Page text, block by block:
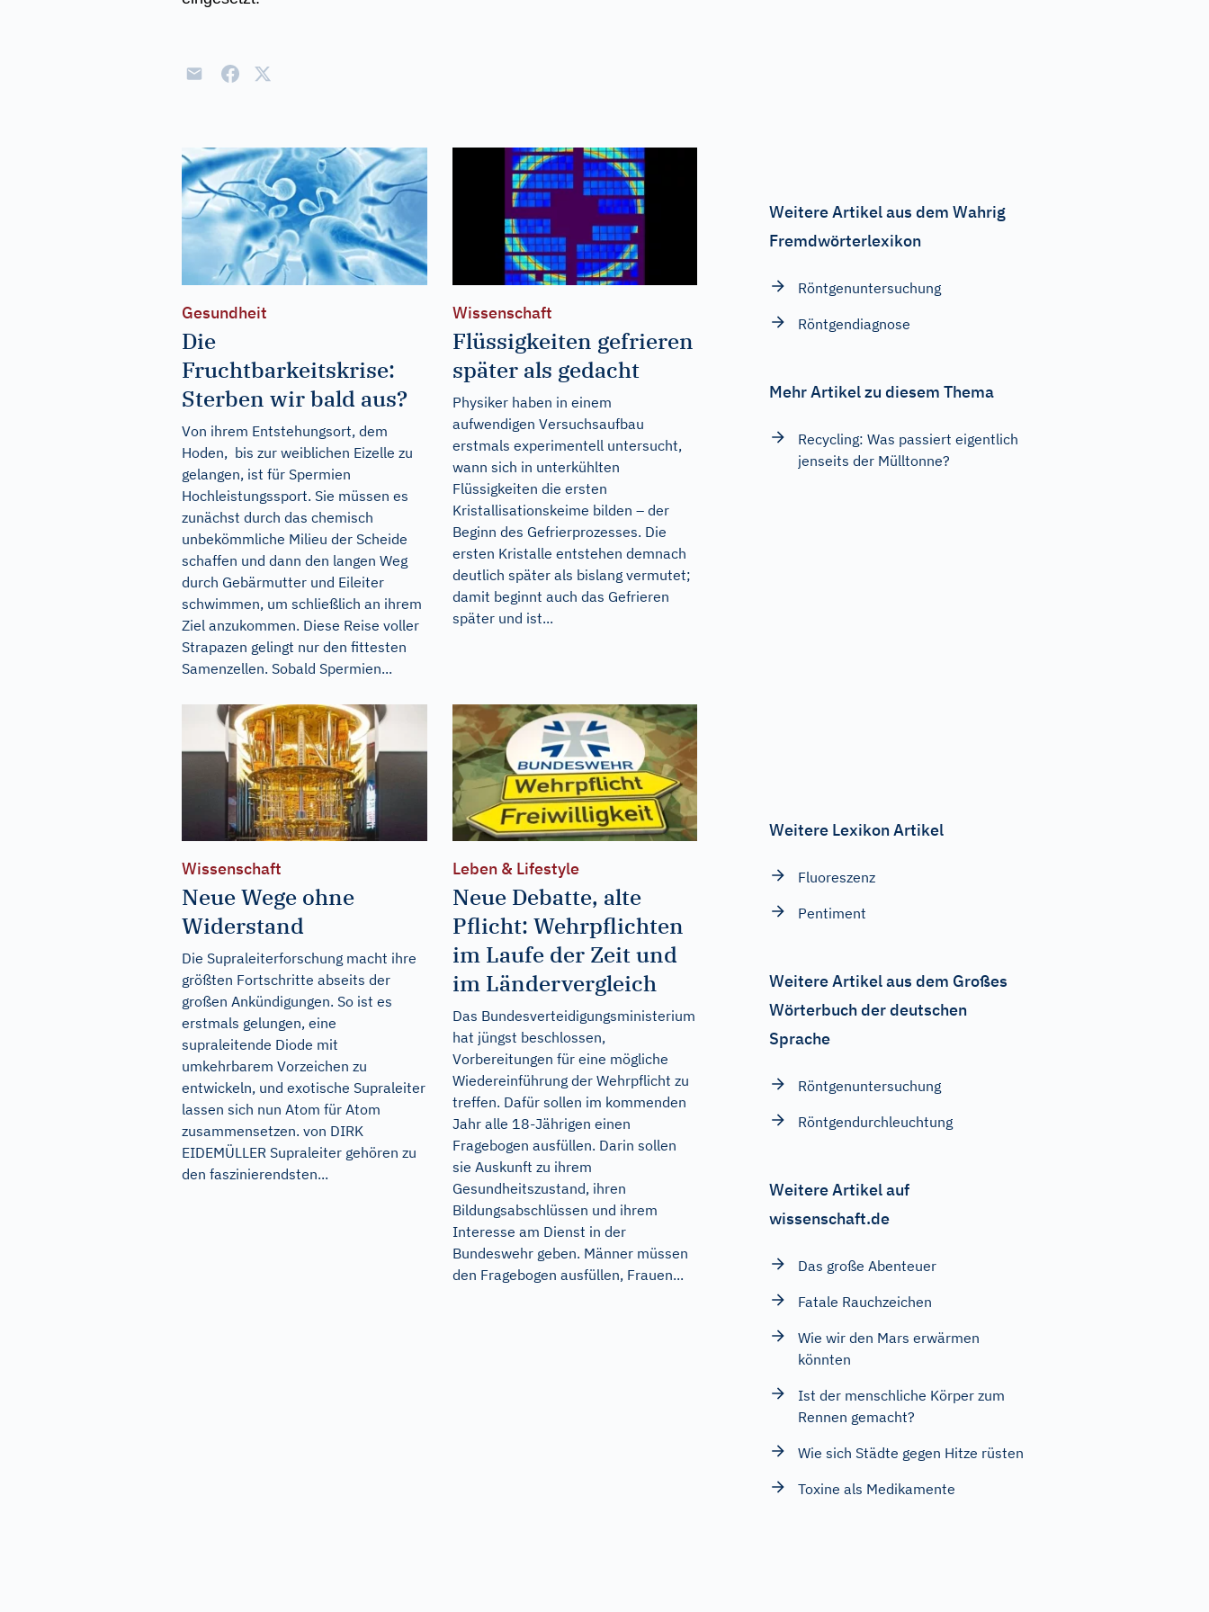
Gesundheit
Die
Fruchtbarkeitskrise:
Sterben wir bald aus?
Von ihrem Entstehungsort, dem
Hoden, bis zur weiblichen Eizelle zu
gelangen, ist für Spermien
Hochleistungssport. Sie müssen es
zunächst durch das chemisch
unbekömmliche Milieu der Scheide
schaffen und dann den langen Weg
durch Gebärmutter und Eileiter
schwimmen, um schließlich an ihrem
Ziel anzukommen. Diese Reise voller
Strapazen gelingt nur den fittesten
Samenzellen. Sobald Spermien...
Wissenschaft
Flüssigkeiten gefrieren
später als gedacht
Physiker haben in einem
aufwendigen Versuchsaufbau
erstmals experimentell untersucht,
wann sich in unterkühlten
Flüssigkeiten die ersten
Kristallisationskeime bilden – der
Beginn des Gefrierprozesses. Die
ersten Kristalle entstehen demnach
deutlich später als bislang vermutet;
damit beginnt auch das Gefrieren
später und ist...
Wissenschaft
Neue Wege ohne
Widerstand
Die Supraleiterforschung macht ihre
größten Fortschritte abseits der
großen Ankündigungen. So ist es
erstmals gelungen, eine
supraleitende Diode mit
umkehrbarem Vorzeichen zu
entwickeln, und exotische Supraleiter
lassen sich nun Atom für Atom
zusammensetzen. von DIRK
EIDEMÜLLER Supraleiter gehören zu
den faszinierendsten...
Leben & Lifestyle
Neue Debatte, alte
Pflicht: Wehrpflichten
im Laufe der Zeit und
im Ländervergleich
Das Bundesverteidigungsministerium
hat jüngst beschlossen,
Vorbereitungen für eine mögliche
Wiedereinführung der Wehrpflicht zu
treffen. Dafür sollen im kommenden
Jahr alle 18-Jährigen einen
Fragebogen ausfüllen. Darin sollen
sie Auskunft zu ihrem
Gesundheitszustand, ihren
Bildungsabschlüssen und ihrem
Interesse am Dienst in der
Bundeswehr geben. Männer müssen
den Fragebogen ausfüllen, Frauen...
Weitere Artikel aus dem Wahrig
Fremdwörterlexikon
Röntgenuntersuchung
Röntgendiagnose
Mehr Artikel zu diesem Thema
Recycling: Was passiert eigentlich
jenseits der Mülltonne?
Weitere Lexikon Artikel
Fluoreszenz
Pentiment
Weitere Artikel aus dem Großes
Wörterbuch der deutschen
Sprache
Röntgenuntersuchung
Röntgendurchleuchtung
Weitere Artikel auf
wissenschaft.de
Das große Abenteuer
Fatale Rauchzeichen
Wie wir den Mars erwärmen
könnten
Ist der menschliche Körper zum
Rennen gemacht?
Wie sich Städte gegen Hitze rüsten
Toxine als Medikamente